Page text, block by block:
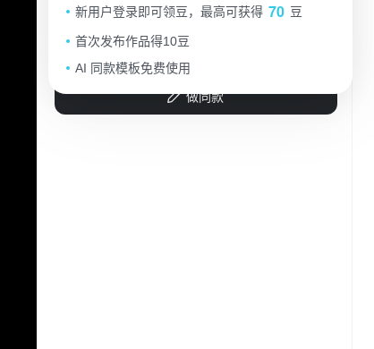
的蓝色科技背景上，充满未来感，产
品周围有微弱的蓝色光晕和粒子效
果， 3D渲染，赛博朋克元素，黑色
和银色金属质感，充满科技感， stu
dio lighting，超高细节，
1qa5fyyjxs-...
做同款
新用户登录即可领豆，最高可获得 70 豆
首次发布作品得10豆
AI 同款模板免费使用